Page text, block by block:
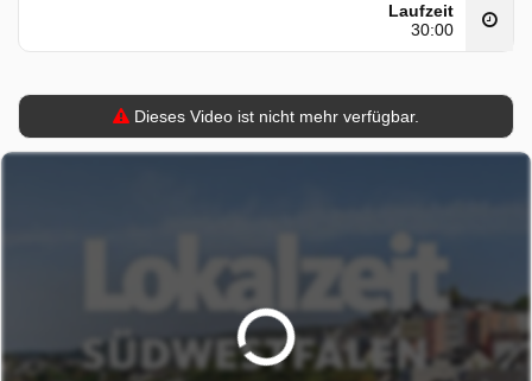
Laufzeit
30:00
Dieses Video ist nicht mehr verfügbar.